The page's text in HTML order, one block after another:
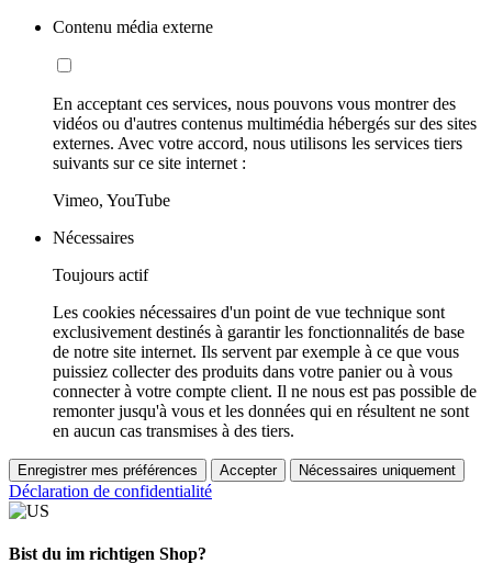
Contenu média externe
En acceptant ces services, nous pouvons vous montrer des
vidéos ou d'autres contenus multimédia hébergés sur des sites
externes. Avec votre accord, nous utilisons les services tiers
suivants sur ce site internet :
Vimeo, YouTube
Nécessaires
Toujours actif
Les cookies nécessaires d'un point de vue technique sont
exclusivement destinés à garantir les fonctionnalités de base
de notre site internet. Ils servent par exemple à ce que vous
puissiez collecter des produits dans votre panier ou à vous
connecter à votre compte client. Il ne nous est pas possible de
remonter jusqu'à vous et les données qui en résultent ne sont
en aucun cas transmises à des tiers.
Enregistrer mes préférences Accepter Nécessaires uniquement
Déclaration de confidentialité
Bist du im richtigen Shop?